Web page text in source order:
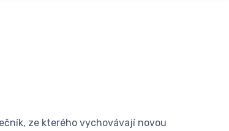
ze kterého vychovávají novou